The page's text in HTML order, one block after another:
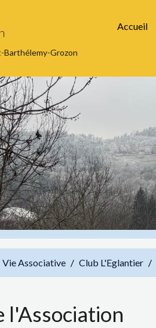
Barthélemy-Grozon
Accueil
Vie Associative Club L'Eglantier
l'Association